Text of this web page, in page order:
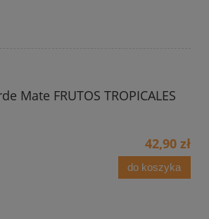
Mate FRUTOS TROPICALES
42,90 zł
do koszyka